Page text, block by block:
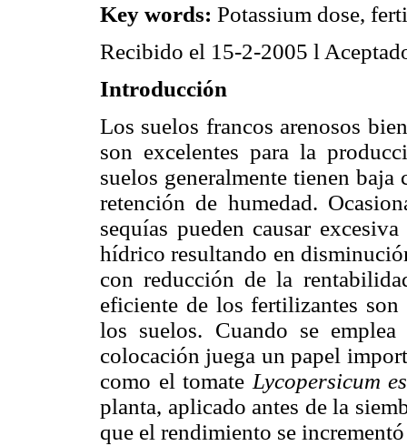
Key words: Potassium dose,
Recibido el 15-2-2005 l
Introducción
Los suelos francos arenosos
son excelentes para la
suelos generalmente tienen
retención de humedad.
sequías pueden causar
hídrico resultando en
con reducción de la
eficiente de los fertilizantes
los suelos. Cuando se
colocación juega un papel
como el tomateLycopersicum
planta, aplicado antes de la
que el rendimiento se